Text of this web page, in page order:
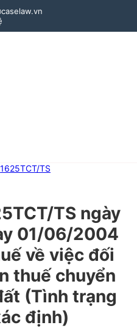
1625TCT/TS
TS ngày
01/06/2004
về việc đối
thuế chuyển
(Tình trạng
định)